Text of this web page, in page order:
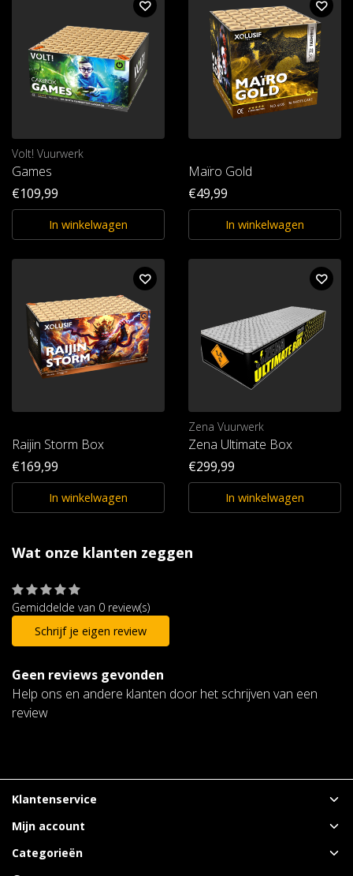
Volt! Vuurwerk
Games
€109,99
In winkelwagen
Maïro Gold
€49,99
In winkelwagen
Raijin Storm Box
€169,99
In winkelwagen
Zena Vuurwerk
Zena Ultimate Box
€299,99
In winkelwagen
Wat onze klanten zeggen
Gemiddelde van 0 review(s)
Schrijf je eigen review
Geen reviews gevonden
Help ons en andere klanten door het schrijven van een
review
Klantenservice
Mijn account
Categorieën